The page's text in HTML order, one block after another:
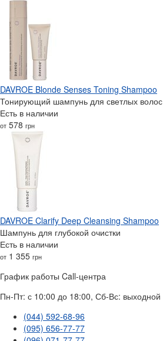
DAVROE Blonde Senses Toning Shampoo
Тонирующий шампунь для светлых волос
Есть в наличии
от 578 грн
DAVROE Clarify Deep Cleansing Shampoo
Шампунь для глубокой очистки
Есть в наличии
от 1 355 грн
График работы Call-центра
Пн-Пт: с 10:00 до 18:00, Сб-Вс: выходной
(044) 592-68-96
(095) 656-77-77